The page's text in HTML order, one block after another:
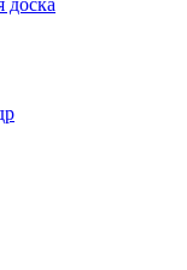
доска